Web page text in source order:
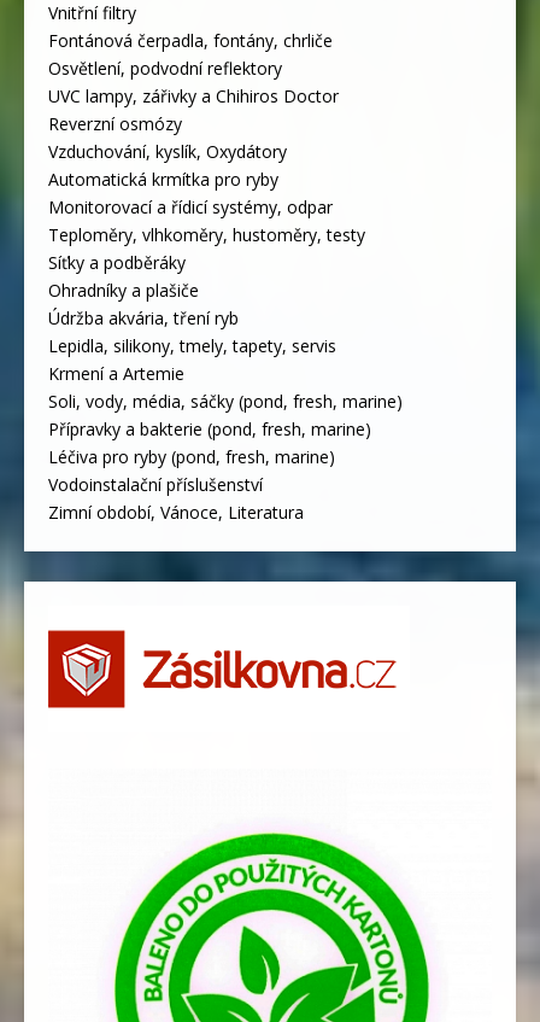
Vnitřní filtry
Fontánová čerpadla, fontány, chrliče
Osvětlení, podvodní reflektory
UVC lampy, zářivky a Chihiros Doctor
Reverzní osmózy
Vzduchování, kyslík, Oxydátory
Automatická krmítka pro ryby
Monitorovací a řídicí systémy, odpar
Teploměry, vlhkoměry, hustoměry, testy
Síťky a podběráky
Ohradníky a plašiče
Údržba akvária, tření ryb
Lepidla, silikony, tmely, tapety, servis
Krmení a Artemie
Soli, vody, média, sáčky (pond, fresh, marine)
Přípravky a bakterie (pond, fresh, marine)
Léčiva pro ryby (pond, fresh, marine)
Vodoinstalační příslušenství
Zimní období, Vánoce, Literatura